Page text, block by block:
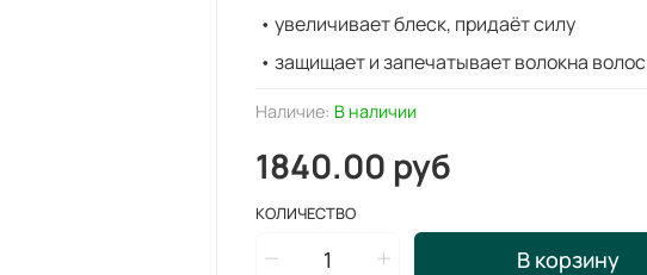
Наличие: В наличии
1840.00 руб
КОЛИЧЕСТВО
В корзину
• увеличивает блеск, придаёт силу
• защищает и запечатывает волокна волос